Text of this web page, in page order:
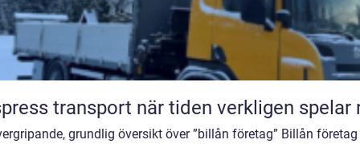
Ekspress transport när tiden verkligen
grundlig översikt över ”billån företag” Billån företag